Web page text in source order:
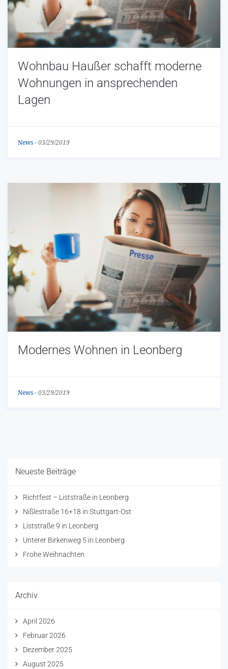
Wohnbau Haußer schafft moderne
Wohnungen in ansprechenden
Lagen
News - 03/29/2019
Modernes Wohnen in Leonberg
News - 03/29/2019
Neueste Beiträge
Richtfest – Liststraße in Leonberg
Nißlestraße 16+18 in Stuttgart-Ost
Liststraße 9 in Leonberg
Unterer Birkenweg 5 in Leonberg
Frohe Weihnachten
Archiv
April 2026
Februar 2026
Dezember 2025
August 2025